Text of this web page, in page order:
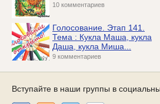
10 комментариев
Голосование. Этап 141.
Тема : Кукла Маша, кукла
Даша, кукла Миша...
9 комментариев
Вступайте в наши группы в